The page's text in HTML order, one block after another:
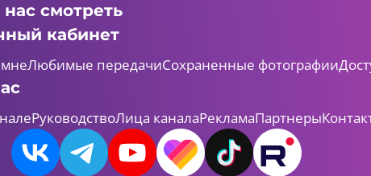
нас смотреть
кабинет
Любимые передачиСохраненные фотографии
РуководствоЛица каналаРекламаПартнеры